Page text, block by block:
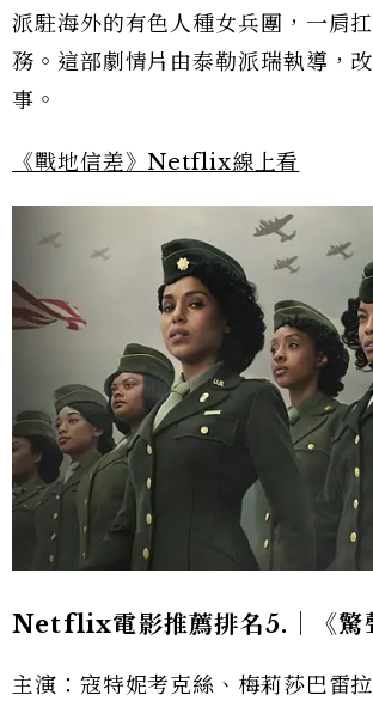
派駐海外的有色人種女兵團，一肩
務。這部劇情片由泰勒派瑞執導，
事。
《戰地信差》Netflix線上看
Netflix電影推薦排名5.｜《驚
主演：寇特妮考克絲、梅莉莎巴雷